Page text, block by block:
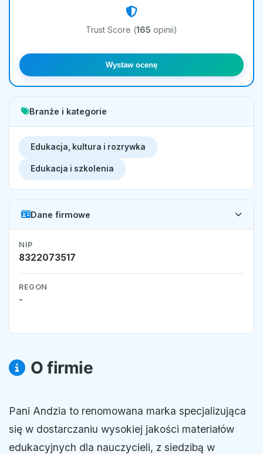
Trust Score (165 opinii)
Wystaw ocenę
Branże i kategorie
Edukacja, kultura i rozrywka
Edukacja i szkolenia
Dane firmowe
NIP
8322073517
REGON
-
O firmie
Pani Andzia to renomowana marka specjalizująca
się w dostarczaniu wysokiej jakości materiałów
edukacyjnych dla nauczycieli, z siedzibą w